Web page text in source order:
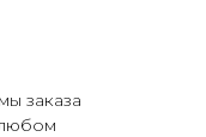
заказа